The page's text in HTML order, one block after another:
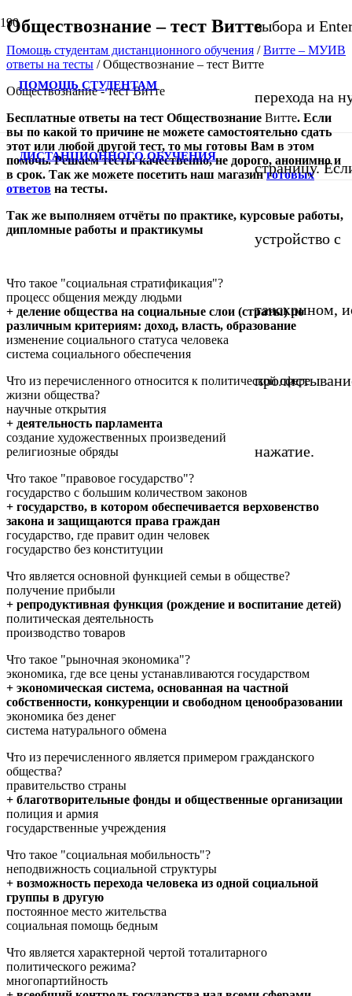
ПОМОЩЬ СТУДЕНТАМ
ДИСТАНЦИОННОГО ОБУЧЕНИЯ
выбора и
перехода на
страницу.
устройство с
тачскрином,
нажатие.
Обществознание – тест Витте
Помощь студентам дистанционного обучения /Витте – МУИВ
ответы на тесты /Обществознание – тест Витте
Обществознание - тест Витте
Бесплатные ответы на тест Обществознание Витте. Если
вы по какой то причине не можете самостоятельно сдать
этот или любой другой тест, то мы готовы Вам в этом
помочь. Решаем тесты качественно, не дорого, анонимно и
в срок. Так же можете посетить наш магазинготовых
ответов на тесты.
Так же выполняем отчёты по практике, курсовые работы,
дипломные работы и практикумы
Что такое "социальная стратификация"?
процесс общения между людьми
+ деление общества на социальные слои (страты) по
различным критериям: доход, власть, образование
изменение социального статуса человека
система социального обеспечения
Что из перечисленного относится к политической сфере
жизни общества?
научные открытия
+ деятельность парламента
создание художественных произведений
религиозные обряды
Что такое "правовое государство"?
государство с большим количеством законов
+ государство, в котором обеспечивается верховенство
закона и защищаются права граждан
государство, где правит один человек
государство без конституции
Что является основной функцией семьи в обществе?
получение прибыли
+ репродуктивная функция (рождение и воспитание детей)
политическая деятельность
производство товаров
Что такое "рыночная экономика"?
экономика, где все цены устанавливаются государством
+ экономическая система, основанная на частной
собственности, конкуренции и свободном ценообразовании
экономика без денег
система натурального обмена
Что из перечисленного является примером гражданского
общества?
правительство страны
+ благотворительные фонды и общественные организации
полиция и армия
государственные учреждения
Что такое "социальная мобильность"?
неподвижность социальной структуры
+ возможность перехода человека из одной социальной
группы в другую
постоянное место жительства
социальная помощь бедным
Что является характерной чертой тоталитарного
политического режима?
многопартийность